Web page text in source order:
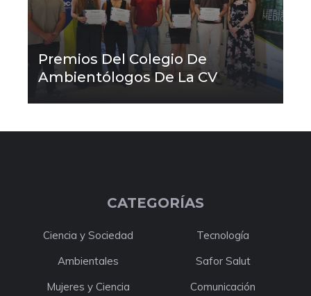
Premios Del Colegio De
Ambientólogos De La CV
CATEGORÍAS
Ciencia y Sociedad
Tecnología
Ambientales
Safor Salut
Mujeres y Ciencia
Comunicación